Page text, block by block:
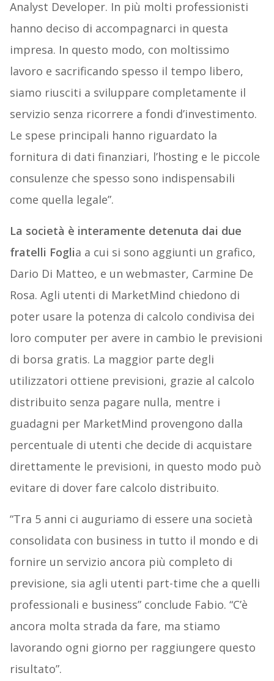
Analyst Developer. In più molti professionisti
hanno deciso di accompagnarci in questa
impresa. In questo modo, con moltissimo
lavoro e sacrificando spesso il tempo libero,
siamo riusciti a sviluppare completamente il
servizio senza ricorrere a fondi d’investimento.
Le spese principali hanno riguardato la
fornitura di dati finanziari, l’hosting e le piccole
consulenze che spesso sono indispensabili
come quella legale”.
La società è interamente detenuta dai due
fratelli Foglia a cui si sono aggiunti un grafico,
Dario Di Matteo, e un webmaster, Carmine De
Rosa. Agli utenti di MarketMind chiedono di
poter usare la potenza di calcolo condivisa dei
loro computer per avere in cambio le previsioni
di borsa gratis. La maggior parte degli
utilizzatori ottiene previsioni, grazie al calcolo
distribuito senza pagare nulla, mentre i
guadagni per MarketMind provengono dalla
percentuale di utenti che decide di acquistare
direttamente le previsioni, in questo modo può
evitare di dover fare calcolo distribuito.
“Tra 5 anni ci auguriamo di essere una società
consolidata con business in tutto il mondo e di
fornire un servizio ancora più completo di
previsione, sia agli utenti part-time che a quelli
professionali e business” conclude Fabio. “C’è
ancora molta strada da fare, ma stiamo
lavorando ogni giorno per raggiungere questo
risultato”.